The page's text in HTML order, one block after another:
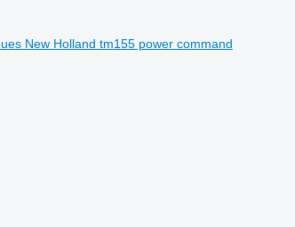
New Holland tm155 power command